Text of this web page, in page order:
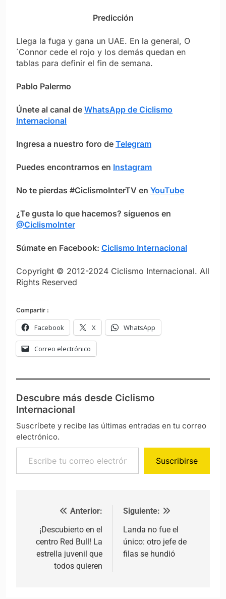
Predicción
Llega la fuga y gana un UAE. En la general, O
´Connor cede el rojo y los demás quedan en
tablas para definir el fin de semana.
Pablo Palermo
Únete al canal de WhatsApp de Ciclismo
Internacional
Ingresa a nuestro foro de Telegram
Puedes encontrarnos en Instagram
No te pierdas #CiclismoInterTV en YouTube
¿Te gusta lo que hacemos? síguenos en
@CiclismoInter
Súmate en Facebook: Ciclismo Internacional
Copyright © 2012-2024 Ciclismo Internacional. All
Rights Reserved
Compartir :
Facebook X WhatsApp
Correo electrónico
Descubre más desde Ciclismo
Internacional
Suscríbete y recibe las últimas entradas en tu correo
electrónico.
Escribe tu correo electrónico…
Suscribirse
Navegación de entradas
Anterior:
¡Descubierto en el
centro Red Bull! La
estrella juvenil que
todos quieren
Siguiente:
Landa no fue el
único: otro jefe de
filas se hundió